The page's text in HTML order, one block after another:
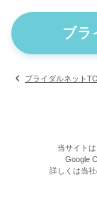
ブラ
ブライダルネット
当サイト
Google
詳しくは当